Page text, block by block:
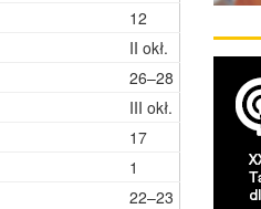
12
II okł.
26–28
III okł.
17
1
22–23